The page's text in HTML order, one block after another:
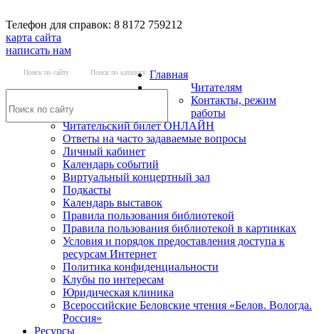
Телефон для справок: 8 8172 759212
карта сайта
написать нам
Поиск по сайту Поиск по каталогу Главная
Читателям
Контакты, режим
работы
Читательский билет ОНЛАЙН
Ответы на часто задаваемые вопросы
Личный кабинет
Календарь событий
Виртуальный концертный зал
Подкасты
Календарь выставок
Правила пользования библиотекой
Правила пользования библиотекой в картинках
Условия и порядок предоставления доступа к
ресурсам Интернет
Политика конфиденциальности
Клубы по интересам
Юридическая клиника
Всероссийские Беловские чтения «Белов. Вологда.
Россия»
Ресурсы